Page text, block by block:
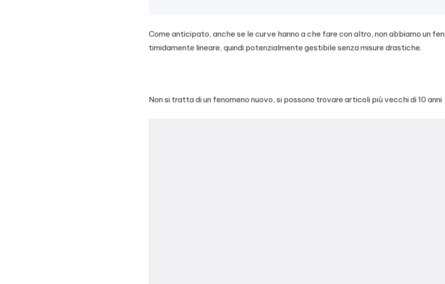
Come anticipato, anche se le curve hanno a che fare con altro, non abbiamo un
timidamente lineare, quindi potenzialmente gestibile senza misure drastiche.
Non si tratta di un fenomeno nuovo, si possono trovare articoli più vecchi di 10 anni